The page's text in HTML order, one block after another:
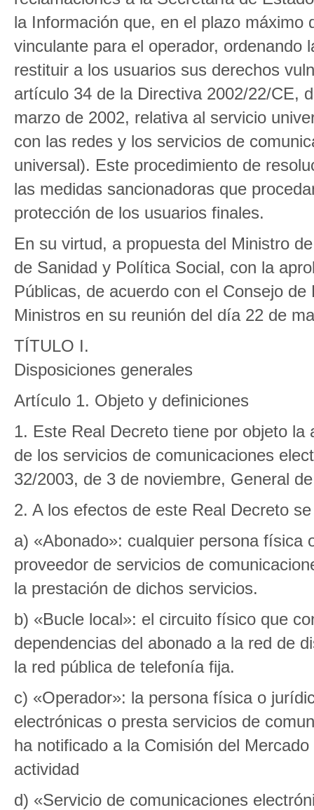
la Información que, en el plazo
vinculante para el operador, ordenando
restituir a los usuarios sus derechos
artículo 34 de la Directiva 2002/22/CE,
marzo de 2002, relativa al servicio
con las redes y los servicios de
universal). Este procedimiento de
las medidas sancionadoras que
protección de los usuarios finales.
En su virtud, a propuesta del Ministro
de Sanidad y Política Social, con la
Públicas, de acuerdo con el Consejo
Ministros en su reunión del día 22 de
TÍTULO I.
Disposiciones generales
Artículo 1. Objeto y definiciones
1. Este Real Decreto tiene por objeto
de los servicios de comunicaciones
32/2003, de 3 de noviembre, General
2. A los efectos de este Real Decreto
a) «Abonado»: cualquier persona física
proveedor de servicios de
la prestación de dichos servicios.
b) «Bucle local»: el circuito físico que
dependencias del abonado a la red de
la red pública de telefonía fija.
c) «Operador»: la persona física o
electrónicas o presta servicios de
ha notificado a la Comisión del
actividad
d) «Servicio de comunicaciones